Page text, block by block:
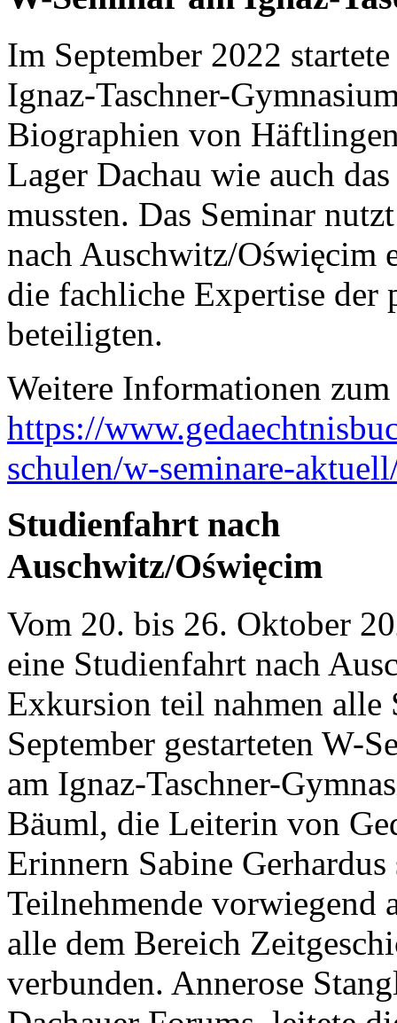
Im September 2022
Ignaz-Taschner-
Biographien von
Lager Dachau wie auch
mussten. Das Seminar
nach Auschwitz/Oświęcim
die fachliche Expertise der
beteiligten.
Weitere Informationen
https://
schulen/w-seminare-
Studienfahrt nach
Auschwitz/Oświęcim
Vom 20. bis 26. Oktober
eine Studienfahrt nach
Exkursion teil nahmen alle
September gestarteten W-
am Ignaz-Taschner-
Bäuml, die Leiterin von
Erinnern Sabine
Teilnehmende vorwiegend
alle dem Bereich
verbunden. Annerose